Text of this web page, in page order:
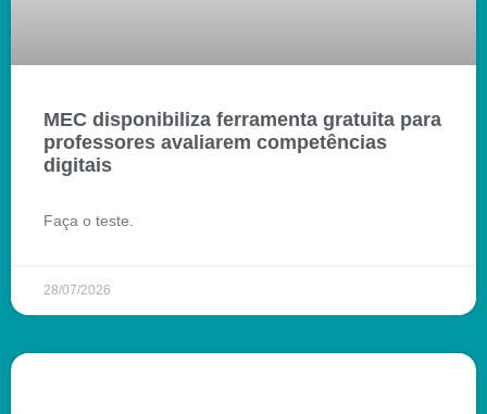
MEC disponibiliza ferramenta gratuita para
professores avaliarem competências
digitais
Faça o teste.
28/07/2026